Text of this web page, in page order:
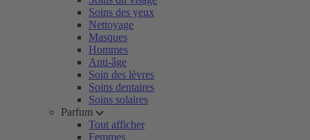
Soins des yeux
Nettoyage
Masques
Hommes
Anti-âge
Soin des lèvres
Soins dentaires
Soins solaires
Parfum
Tout afficher
Femmes